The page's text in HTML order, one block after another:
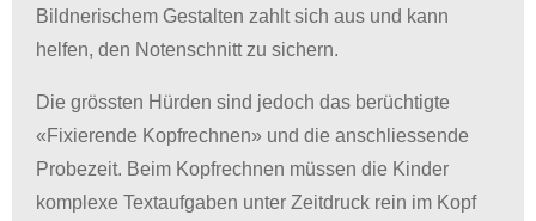
Bildnerischem Gestalten zahlt sich aus und kann
helfen, den Notenschnitt zu sichern.
Die grössten Hürden sind jedoch das berüchtigte
«Fixierende Kopfrechnen» und die anschliessende
Probezeit. Beim Kopfrechnen müssen die Kinder
komplexe Textaufgaben unter Zeitdruck rein im Kopf